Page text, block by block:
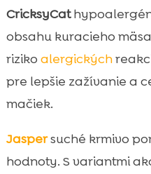
CricksyCat
obsahu kuracieho
riziko alergických
pre lepšie zažívanie a
mačiek.
Jaspersuché krmivo
hodnoty. S variantmi